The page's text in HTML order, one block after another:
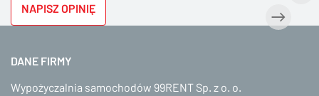
NAPISZ OPINIĘ
DANE FIRMY
Wypożyczalnia samochodów 99RENT Sp. z o. o.